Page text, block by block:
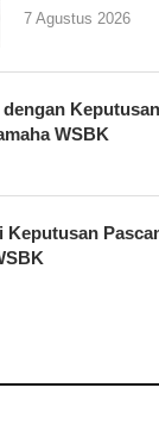
7 Agustus 2026
WSBK
Keputusan